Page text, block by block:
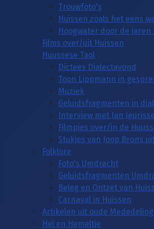
Trouwfoto's
Huissen zoals het eens
Hoogwater door de jaren
Films over/uit Huissen
Huussese Taol
Dictees Dialectavond
Toon Lippmann in
Muziek
Geluidsfragmenten in
Interview met Jan
Filmpjes over/in de
Stukjes van Joop Brons
Folklore
Foto's Umdracht
Geluidsfragmenten
Beleg en Ontzet van
Carnaval in Huissen
Artikelen uit oude
Hel en Hemeltje